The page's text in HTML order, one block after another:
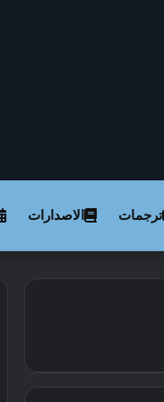
ترجمات الاصدارات